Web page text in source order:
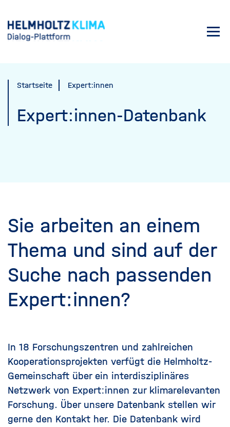
zum
Inhalt
Startseite Expert:innen
Expert:innen-Datenbank
Sie arbeiten an einem
Thema und sind auf der
Suche nach passenden
Expert:innen?
In 18 Forschungszentren und zahlreichen
Kooperationsprojekten verfügt die Helmholtz-
Gemeinschaft über ein interdisziplinäres
Netzwerk von Expert:innen zur klimarelevanten
Forschung. Über unsere Datenbank stellen wir
gerne den Kontakt her. Die Datenbank wird